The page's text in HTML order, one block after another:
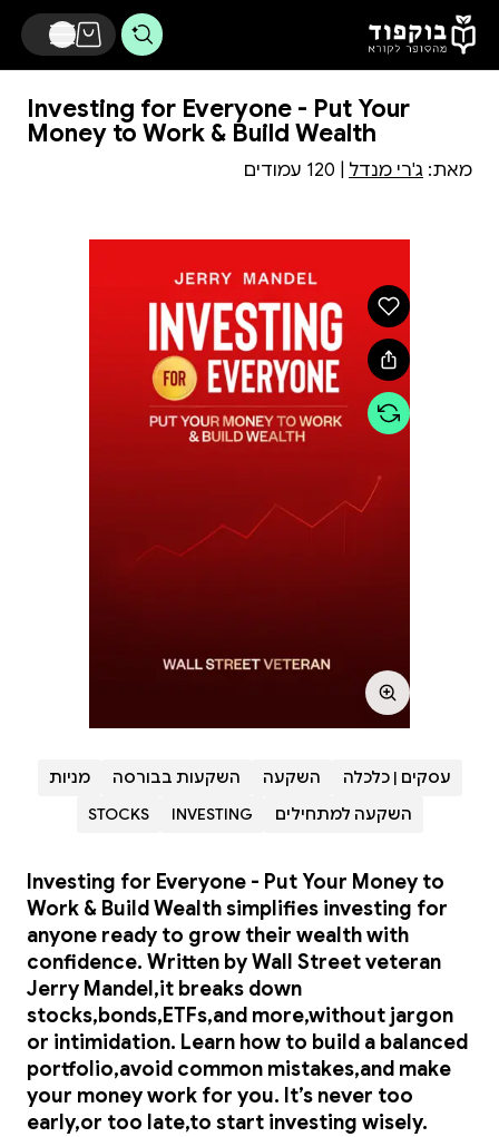
דלג לתוכן הראשי
Investing for Everyone - Put Your
Money to Work & Build Wealth
מאת: ג'רי מנדל
עסקים | כלכלה השקעה השקעות בבורסה
מניות
השקעה למתחילים
INVESTING
STOCKS
Investing for Everyone - Put Your Money to
Work & Build Wealth simplifies investing for
anyone ready to grow their wealth with
confidence. Written by Wall Street veteran
Jerry Mandel,it breaks down
stocks,bonds,ETFs,and more,without jargon
or intimidation. Learn how to build a balanced
portfolio,avoid common mistakes,and make
your money work for you. It’s never too
early,or too late,to start investing wisely.